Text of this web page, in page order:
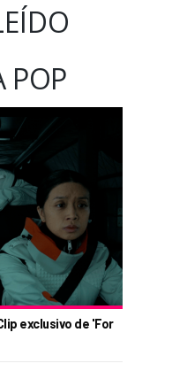
POP
exclusivo de 'For